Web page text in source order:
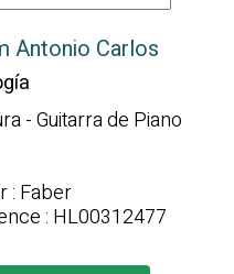
Antonio Carlos
- Guitarra de Piano
: Faber
: HL00312477